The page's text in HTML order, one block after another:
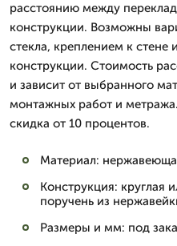
расстоянию между
конструкции. Возможны
стекла, креплением к
конструкции. Стоимость
и зависит от выбранного
монтажных работ и
скидка от 10 процентов.
Материал:
Конструкция: круглая
поручень из
Размеры и мм: под